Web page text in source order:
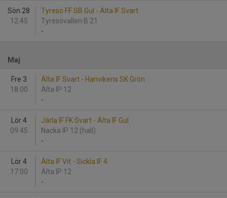
Sön 28
12:45
Tyresö FF SB Gul - Älta IF Svart
Tyresövallen B 21
-
Maj
Fre 3
18:00
Älta IF Svart - Hanvikens SK Grön
Älta IP 12
-
Lör 4
09:45
Järla IF FK Svart - Älta IF Gul
Nacka IP 12 (hall)
-
Lör 4
17:00
Älta IF Vit - Sickla IF 4
Älta IP 12
-